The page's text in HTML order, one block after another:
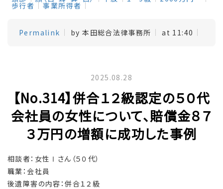
歩行者 事業所得者
Permalink by 本田総合法律事務所 at 11:40
2025.08.28
【No.314】併合１２級認定の５０代
会社員の女性について、賠償金８７
３万円の増額に成功した事例
相談者：女性Ⅰさん（５０代）
職業：会社員
後遺障害の内容：併合１２級